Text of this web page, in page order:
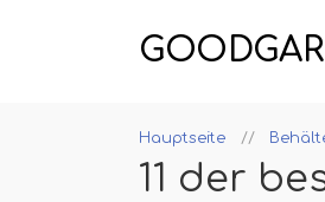
Hauptseite
11 der